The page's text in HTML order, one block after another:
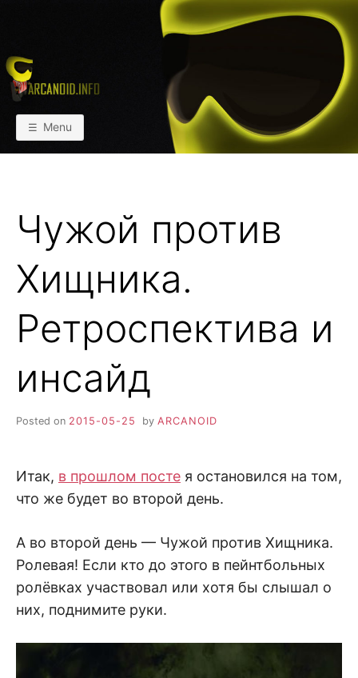
АРКАИНФО
Пейнтбол vs Paintball
Menu
Чужой против
Хищника.
Ретроспектива и
инсайд
Posted on 2015-05-25 by ARCANOID
Итак, в прошлом посте я остановился на том,
что же будет во второй день.
А во второй день — Чужой против Хищника.
Ролевая! Если кто до этого в пейнтбольных
ролёвках участвовал или хотя бы слышал о
них, поднимите руки.